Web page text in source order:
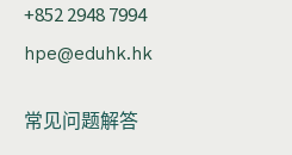
+852 2948 7994
hpe@eduhk.hk
常见问题解答